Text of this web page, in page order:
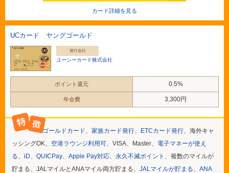
カード詳細を見る
UCカード ヤングゴールド
発行会社
ユーシーカード株式会社
ポイント還元 0.5%
年会費 3,300円
ゴールドカード 家族カード発行 ETCカード発行 、海外キャ
ッシングOK、 空港ラウンジ利用可 、VISA、Master、 電子マネーが使え
る
iD QUICPay Apple Pay対応 永久不滅ポイント
、複数のマイルが
貯まる、JALマイルとANAマイル両方貯まる、 JALマイルが貯まる
ANA